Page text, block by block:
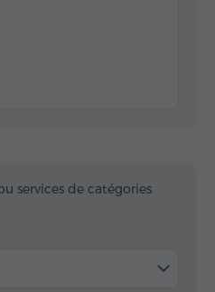
services de catégories